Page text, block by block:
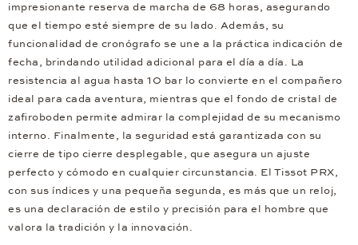
impresionante reserva de marcha de 68 horas, asegurando
que el tiempo esté siempre de su lado. Además, su
funcionalidad de cronógrafo se une a la práctica indicación de
fecha, brindando utilidad adicional para el día a día. La
resistencia al agua hasta 10 bar lo convierte en el compañero
ideal para cada aventura, mientras que el fondo de cristal de
zafiroboden permite admirar la complejidad de su mecanismo
interno. Finalmente, la seguridad está garantizada con su
cierre de tipo cierre desplegable, que asegura un ajuste
perfecto y cómodo en cualquier circunstancia. El Tissot PRX,
con sus índices y una pequeña segunda, es más que un reloj,
es una declaración de estilo y precisión para el hombre que
valora la tradición y la innovación.